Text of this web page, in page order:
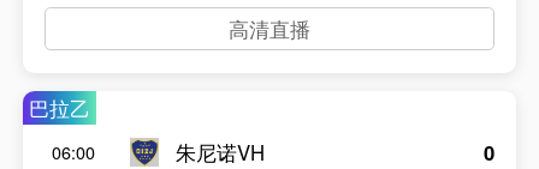
高清直播
巴拉乙
06:00
朱尼诺VH
0